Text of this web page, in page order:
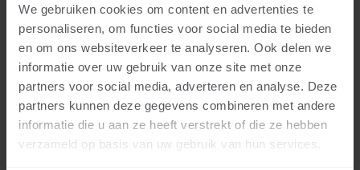
We gebruiken cookies om content en advertenties te
personaliseren, om functies voor social media te bieden
en om ons websiteverkeer te analyseren. Ook delen we
informatie over uw gebruik van onze site met onze
partners voor social media, adverteren en analyse. Deze
partners kunnen deze gegevens combineren met andere
informatie die u aan ze heeft verstrekt of die ze hebben
verzameld op basis van uw gebruik van hun services.
7 CM DIKTE